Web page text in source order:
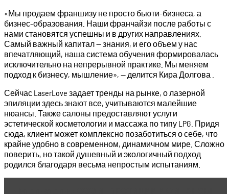
«Мы продаем франшизу не просто бьюти-бизнеса, а
бизнес-образования. Наши франчайзи после работы с
нами становятся успешны и в других направлениях.
Самый важный капитал — знания, и его объем у нас
впечатляющий, наша система обучения формировалась
исключительно на непрерывной практике. Мы меняем
подход к бизнесу, мышление», — делится Кира Долгова .
Сейчас LaserLove задает тренды на рынке, о лазерной
эпиляции здесь знают все, учитываются малейшие
нюансы. Также салоны предоставляют услуги
эстетической косметологии и массажа по типу LPG. Придя
сюда, клиент может комплексно позаботиться о себе, что
крайне удобно в современном, динамичном мире. Сложно
поверить, но такой душевный и экологичный подход
родился благодаря весьма непростым испытаниям.